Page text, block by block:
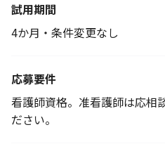
試用期間
4か月・条件変更なし
応募要件
看護師資格。准看護師は応相
ださい。